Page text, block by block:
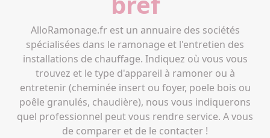
AlloRamonage.fr est un annuaire des sociétés
spécialisées dans le ramonage et l'entretien des
installations de chauffage. Indiquez où vous vous
trouvez et le type d'appareil à ramoner ou à
entretenir (cheminée insert ou foyer, poele bois ou
poêle granulés, chaudière), nous vous indiquerons
quel professionnel peut vous rendre service. A vous
de comparer et de le contacter !